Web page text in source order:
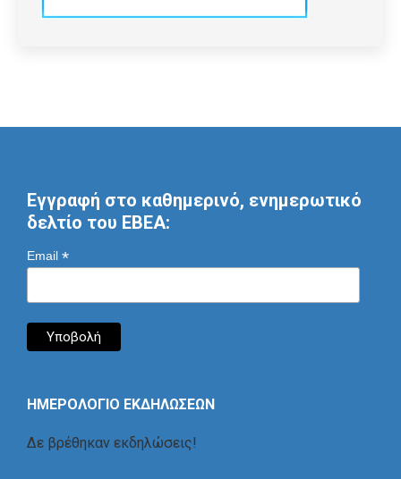
Εγγραφή στο καθημερινό, ενημερωτικό
δελτίο του ΕΒΕΑ:
Email *
ΗΜΕΡΟΛΟΓΙΟ ΕΚΔΗΛΩΣΕΩΝ
Δε βρέθηκαν εκδηλώσεις!